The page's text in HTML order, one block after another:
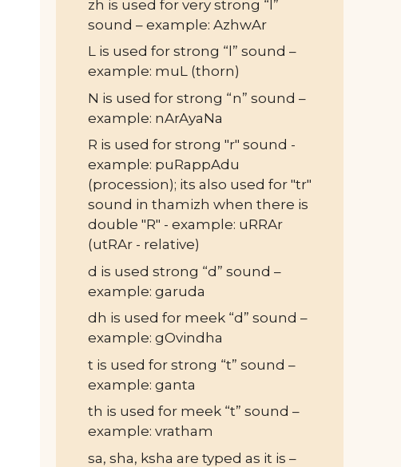
zh is used for very strong “l”
sound – example: AzhwAr
L is used for strong “l” sound –
example: muL (thorn)
N is used for strong “n” sound –
example: nArAyaNa
R is used for strong "r" sound -
example: puRappAdu
(procession); its also used for "tr"
sound in thamizh when there is
double "R" - example: uRRAr
(utRAr - relative)
d is used strong “d” sound –
example: garuda
dh is used for meek “d” sound –
example: gOvindha
t is used for strong “t” sound –
example: ganta
th is used for meek “t” sound –
example: vratham
sa, sha, ksha are typed as it is –